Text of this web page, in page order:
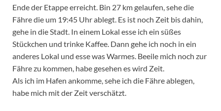
Ende der Etappe erreicht. Bin 27 km gelaufen, sehe die
Fähre die um 19:45 Uhr ablegt. Es ist noch Zeit bis dahin,
gehe in die Stadt. In einem Lokal esse ich ein süßes
Stückchen und trinke Kaffee. Dann gehe ich noch in ein
anderes Lokal und esse was Warmes. Beeile mich noch zur
Fähre zu kommen, habe gesehen es wird Zeit.
Als ich im Hafen ankomme, sehe ich die Fähre ablegen,
habe mich mit der Zeit verschätzt.